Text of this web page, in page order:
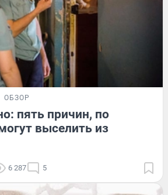
ОБЗОР
пять причин, по
выселить из
6 287 5